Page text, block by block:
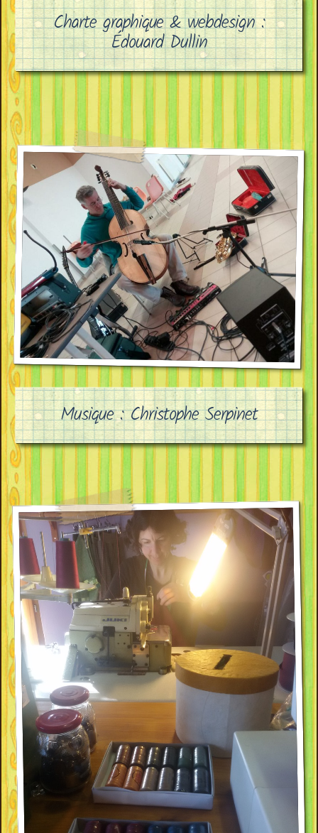
Charte graphique & webdesign :
Édouard Dullin
Musique : Christophe Serpinet